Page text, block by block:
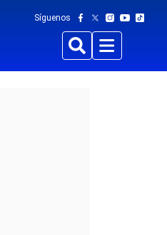
Síguenos
BuscarMenu